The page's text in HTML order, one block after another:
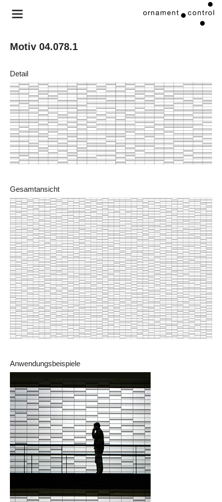
Motiv 04.078.1
Detail
Gesamtansicht
Anwendungsbeispiele